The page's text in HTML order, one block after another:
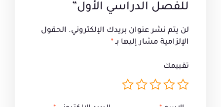
للفصل الدراسي الأول”
لن يتم نشر عنوان بريدك الإلكتروني. الحقول
الإلزامية مشار إليها بـ *
تقييمك